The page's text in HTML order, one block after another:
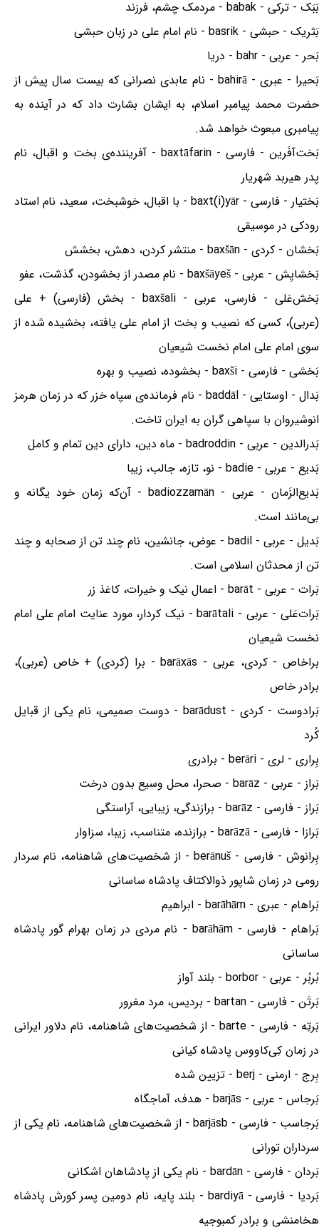
بَبَک - ترکی - babak - مردمک چشم، فرزند
بَثریک - حبشی - basrik - نام امام علی در زبان حبشی
بَحر - عربی - bahr - دریا
بَحیرا - عبری - bahirā - نام عابدی نصرانی که بیست سال پیش از
حضرت محمد پیامبر اسلام، به ایشان بشارت داد که در آینده به
پیامبری مبعوث خواهد شد.
بَخت‌آفَرین - فارسی - baxtāfarin - آفریننده‌ی بخت و اقبال، نام
پدر هیربد شهریار
بَختیار - فارسی - baxt(i)yār - با اقبال، خوشبخت، سعید، نام استاد
رودکی در موسیقی
بَخشان - کردی - baxšān - منتشر کردن، دهش، بخشش
بَخشایِش - عربی - baxšāyeš - نام مصدر از بخشودن، گذشت، عفو
بَخش‌عَلی - فارسی، عربی - baxšali - بخش (فارسی) + علی
(عربی)، کسی که نصیب و بخت از امام علی یافته، بخشیده شده از
سوی امام علی امام نخست شیعیان
بَخشی - فارسی - baxši - بخشوده، نصیب و بهره
بَدال - اوستایی - baddāl - نام فرمانده‌ی سپاه خزر که در زمان هرمز
انوشیروان با سپاهی گران به ایران تاخت.
بَدرالدین - عربی - badroddin - ماه دین، دارای دین تمام و کامل
بَدیع - عربی - badie - نو، تازه، جالب، زیبا
بَدیع‌الزَمان - عربی - badiozzamān - آن‌که زمان خود یگانه و
بی‌مانند است.
بَدیل - عربی - badil - عوض، جانشین، نام چند تن از صحابه و چند
تن از محدثان اسلامی است.
بَرات - عربی - barāt - اعمال نیک و خیرات، کاغذ زر
بَرات‌عَلی - عربی - barātali - نیک کردار، مورد عنایت امام علی امام
نخست شیعیان
براخاص - کردی، عربی - barāxās - برا (کردی) + خاص (عربی)،
برادر خاص
بَرادوست - کردی - barādust - دوست صمیمی، نام یکی از قبایل
کُرد
بِراری - لری - berāri - برادری
بَراز - عربی - barāz - صحرا، محل وسیع بدون درخت
بَراز - فارسی - barāz - برازندگی، زیبایی، آراستگی
بَرازا - فارسی - barāzā - برازنده، متناسب، زیبا، سزاوار
بِرانوش - فارسی - berānuš - از شخصیت‌های شاهنامه، نام سردار
رومی در زمان شاپور ذوالاکتاف پادشاه ساسانی
بَراهام - عبری - barāhām - ابراهیم
بَراهام - فارسی - barāhām - نام مردی در زمان بهرام گور پادشاه
ساسانی
بُربُر - عربی - borbor - بلند آواز
بَرتَن - فارسی - bartan - بردیس، مرد مغرور
بَرتِه - فارسی - barte - از شخصیت‌های شاهنامه، نام دلاور ایرانی
در زمان کِی‌کاووس پادشاه کیانی
بِرج - ارمنی - berj - تزیین شده
بَرجاس - عربی - barjās - هدف، آماجگاه
بَرجاسب - فارسی - barjāsb - از شخصیت‌های شاهنامه، نام یکی از
سرداران تورانی
بَردان - فارسی - bardān - نام یکی از پادشاهان اشکانی
بَردیا - فارسی - bardiyā - بلند پایه، نام دومین پسر کورش پادشاه
هخامنشی و برادر کمبوجیه